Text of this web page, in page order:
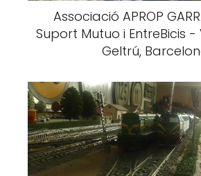
Associació APROP
Suport Mutuo i EntreBicis
Geltrú,